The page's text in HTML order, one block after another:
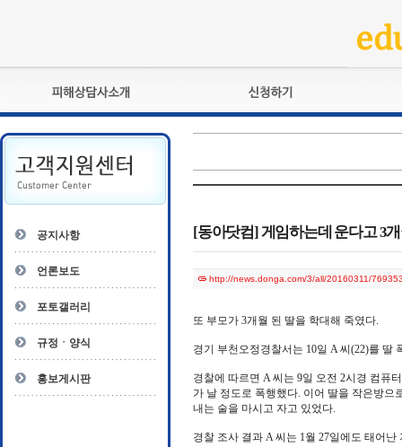
피해상담사란?
자격관리규정
상담사 자격증 확인
- 피해상담사 1급
- 전문수련감독자
- 전문수련기관
교육훈련
자격복원
공지사항
언론보도
포토갤러리
규정ㆍ양식
홍보게시판
[동아닷컴] 게임하는데 운다고 3
http://news.donga.com/3/all/20160311/
또 부모가 3개월 된 딸을 학대해 죽였다.
경기 부천오정경찰서는 10일 A 씨(22)를 딸
경찰에 따르면 A 씨는 9일 오전 2시경 컴퓨
가 날 정도로 폭행했다. 이어 딸을 작은방으
내는 술을 마시고 자고 있었다.
경찰 조사 결과 A 씨는 1월 27일에도 태어